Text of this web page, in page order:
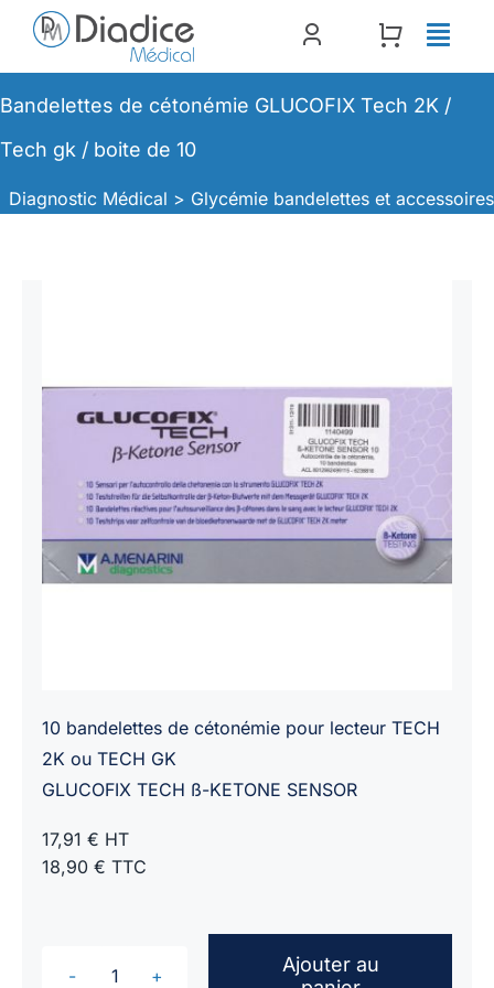
Passer
contenu
Bandelettes de cétonémie GLUCOFIX Tech 2K /
Tech gk / boite de 10
Diagnostic Médical > Glycémie bandelettes et accessoires
10 bandelettes de cétonémie pour lecteur TECH
2K ou TECH GK
GLUCOFIX TECH ß-KETONE SENSOR
17,91 € HT
18,90 € TTC
Ajouter au